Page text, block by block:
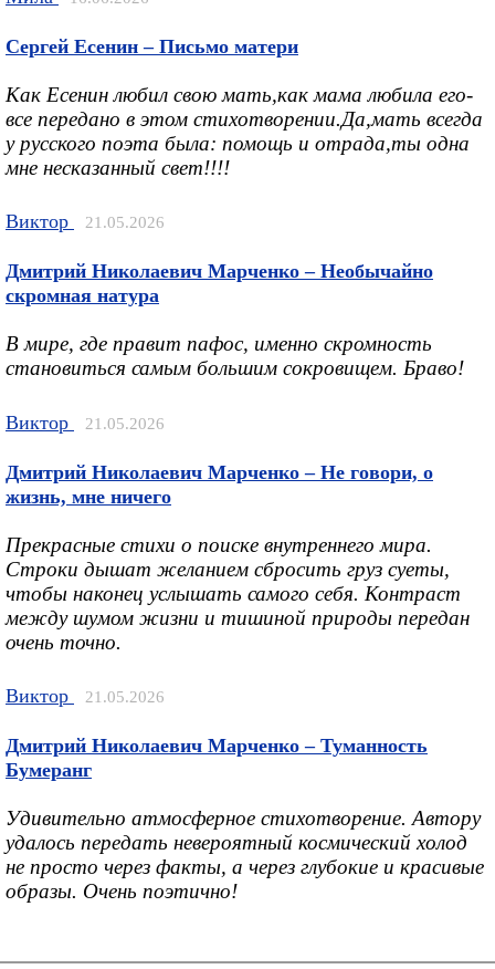
Сергей Есенин – Письмо матери
Как Есенин любил свою мать,как мама любила его-
все передано в этом стихотворении.Да,мать всегда
у русского поэта была: помощь и отрада,ты одна
мне несказанный свет!!!!
Виктор 21.05.2026
Дмитрий Николаевич Марченко – Необычайно
скромная натура
В мире, где правит пафос, именно скромность
становиться самым большим сокровищем. Браво!
Виктор 21.05.2026
Дмитрий Николаевич Марченко – Не говори, о
жизнь, мне ничего
Прекрасные стихи о поиске внутреннего мира.
Строки дышат желанием сбросить груз суеты,
чтобы наконец услышать самого себя. Контраст
между шумом жизни и тишиной природы передан
очень точно.
Виктор 21.05.2026
Дмитрий Николаевич Марченко – Туманность
Бумеранг
Удивительно атмосферное стихотворение. Автору
удалось передать невероятный космический холод
не просто через факты, а через глубокие и красивые
образы. Очень поэтично!